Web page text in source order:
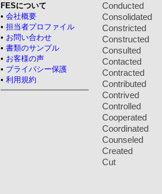
FESについて
• 会社概要
• 担当者プロファイル
• お問い合わせ
• 書類のサンプル
• お客様の声
• プライバシー保護
• 利用規約
Conducted
Consolidated
Constricted
Constructed
Consulted
Contacted
Contracted
Contributed
Contrived
Controlled
Cooperated
Coordinated
Counseled
Created
Cut